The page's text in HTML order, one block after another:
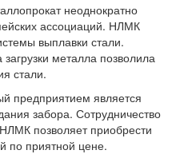
неоднократно
ассоциаций. НЛМК
выплавки стали.
металла позволила
стали.
предприятием является
забора. Сотрудничество
позволяет приобрести
по приятной цене.